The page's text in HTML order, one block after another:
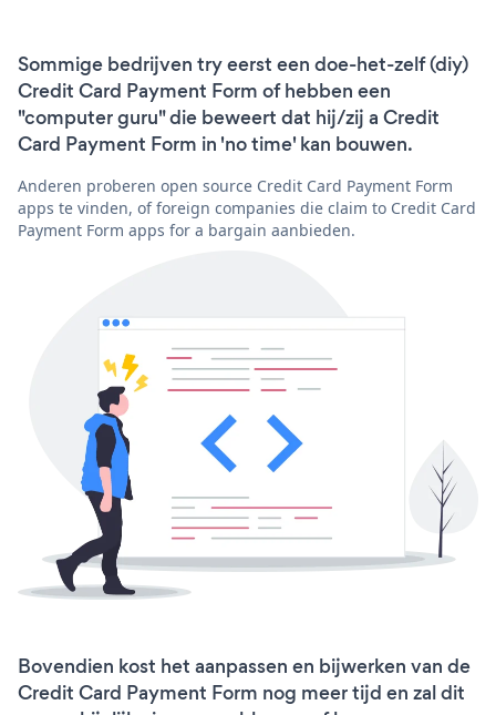
Sommige bedrijven try eerst een doe-het-zelf (diy)
Credit Card Payment Form of hebben een
"computer guru" die beweert dat hij/zij a Credit
Card Payment Form in 'no time' kan bouwen.
Anderen proberen open source Credit Card Payment Form
apps te vinden, of foreign companies die claim to Credit Card
Payment Form apps for a bargain aanbieden.
Bovendien kost het aanpassen en bijwerken van de
Credit Card Payment Form nog meer tijd en zal dit